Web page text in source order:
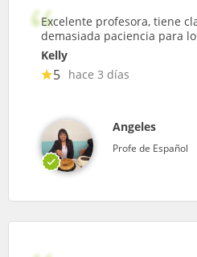
Excelente profesora, tiene
demasiada paciencia para
Kelly
5 hace 3 días
Angeles
Profe de Español